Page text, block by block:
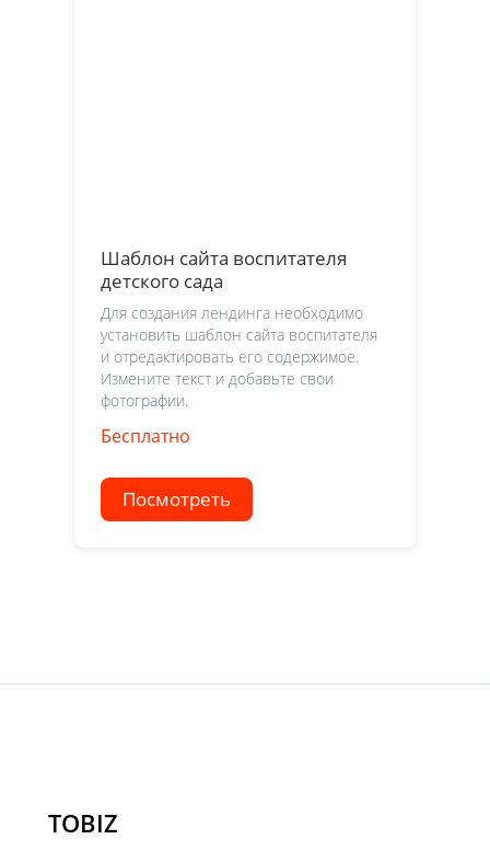
Шаблон сайта воспитателя
детского сада
Для создания лендинга необходимо
установить шаблон сайта воспитателя
и отредактировать его содержимое.
Измените текст и добавьте свои
фотографии.
Бесплатно
Посмотреть
TOBIZ